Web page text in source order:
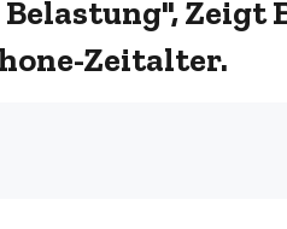
Zeigt
Zeitalter.